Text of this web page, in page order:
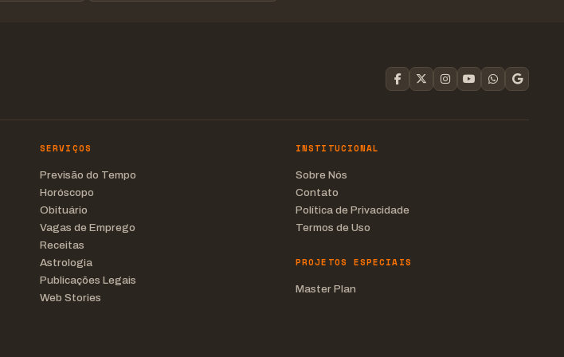
SERVIÇOS
Previsão do Tempo
Horóscopo
Obituário
Vagas de Emprego
Receitas
Astrologia
Publicações Legais
Web Stories
INSTITUCIONAL
Sobre Nós
Contato
Política de Privacidade
Termos de Uso
PROJETOS ESPECIAIS
Master Plan